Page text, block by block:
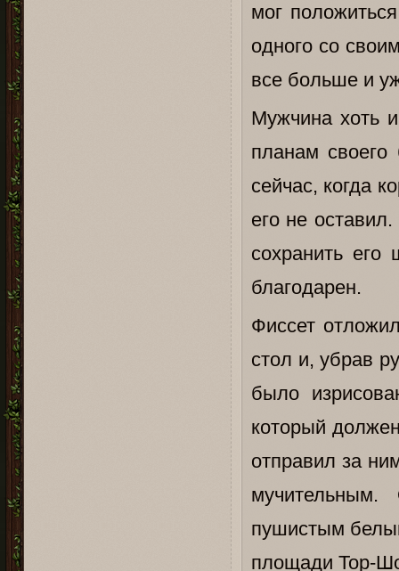
мог
одного со
все больше и
Мужчина хоть
планам своего
сейчас, когда
его не
сохранить
благодарен.
Фиссет
стол и, убрав
было
который
отправил за
пушистым
площади Тор-